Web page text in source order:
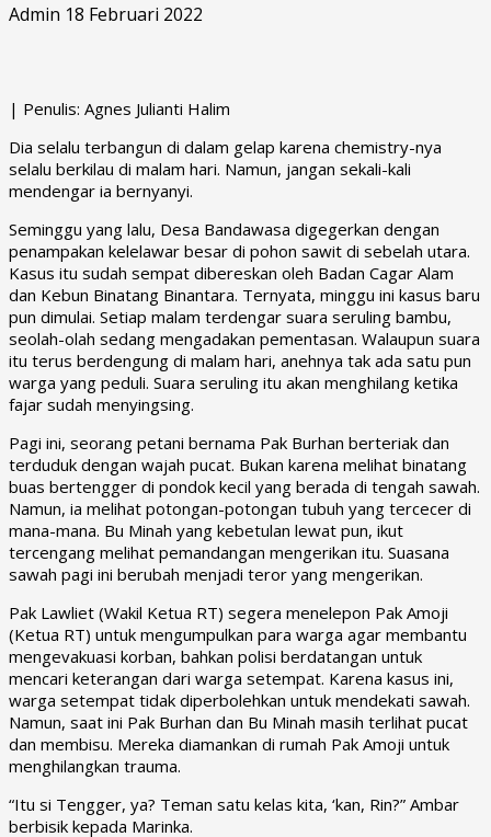
Admin 18 Februari 2022
| Penulis: Agnes Julianti Halim
Dia selalu terbangun di dalam gelap karena chemistry-nya
selalu berkilau di malam hari. Namun, jangan sekali-kali
mendengar ia bernyanyi.
Seminggu yang lalu, Desa Bandawasa digegerkan dengan
penampakan kelelawar besar di pohon sawit di sebelah utara.
Kasus itu sudah sempat dibereskan oleh Badan Cagar Alam
dan Kebun Binatang Binantara. Ternyata, minggu ini kasus baru
pun dimulai. Setiap malam terdengar suara seruling bambu,
seolah-olah sedang mengadakan pementasan. Walaupun suara
itu terus berdengung di malam hari, anehnya tak ada satu pun
warga yang peduli. Suara seruling itu akan menghilang ketika
fajar sudah menyingsing.
Pagi ini, seorang petani bernama Pak Burhan berteriak dan
terduduk dengan wajah pucat. Bukan karena melihat binatang
buas bertengger di pondok kecil yang berada di tengah sawah.
Namun, ia melihat potongan-potongan tubuh yang tercecer di
mana-mana. Bu Minah yang kebetulan lewat pun, ikut
tercengang melihat pemandangan mengerikan itu. Suasana
sawah pagi ini berubah menjadi teror yang mengerikan.
Pak Lawliet (Wakil Ketua RT) segera menelepon Pak Amoji
(Ketua RT) untuk mengumpulkan para warga agar membantu
mengevakuasi korban, bahkan polisi berdatangan untuk
mencari keterangan dari warga setempat. Karena kasus ini,
warga setempat tidak diperbolehkan untuk mendekati sawah.
Namun, saat ini Pak Burhan dan Bu Minah masih terlihat pucat
dan membisu. Mereka diamankan di rumah Pak Amoji untuk
menghilangkan trauma.
“Itu si Tengger, ya? Teman satu kelas kita, ‘kan, Rin?” Ambar
berbisik kepada Marinka.